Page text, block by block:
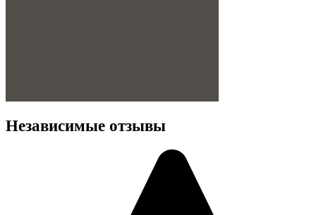
Независимые отзывы